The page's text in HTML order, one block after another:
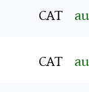
CAT
CAT